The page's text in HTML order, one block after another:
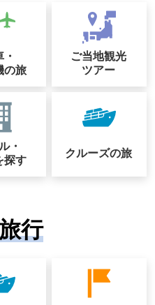
の旅
ご当地観光
ツアー
・
探す
クルーズの旅
行